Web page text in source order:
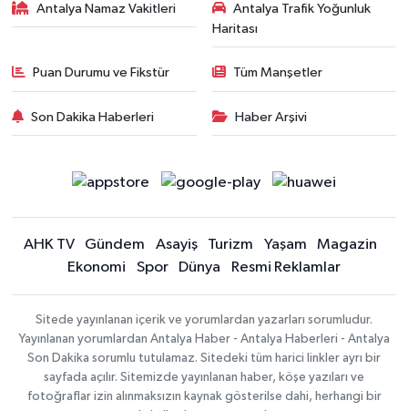
Antalya Namaz Vakitleri
Antalya Trafik Yoğunluk
Haritası
Puan Durumu ve Fikstür Tüm Manşetler
Son Dakika Haberleri Haber Arşivi
AHK TV Gündem Asayiş Turizm Yaşam
Magazin
Ekonomi
Spor Dünya Resmi Reklamlar
Sitede yayınlanan içerik ve yorumlardan yazarları sorumludur.
Yayınlanan yorumlardan Antalya Haber - Antalya Haberleri - Antalya
Son Dakika sorumlu tutulamaz. Sitedeki tüm harici linkler ayrı bir
sayfada açılır. Sitemizde yayınlanan haber, köşe yazıları ve
fotoğraflar izin alınmaksızın kaynak gösterilse dahi, herhangi bir